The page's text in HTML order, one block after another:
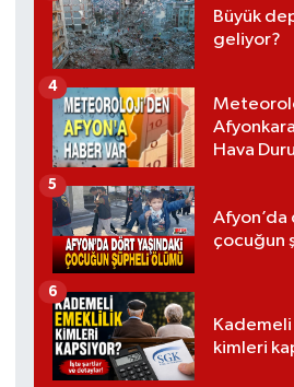
Büyük
geliyor?
Hava
4
Afyon’da
çocuğun
5
kimleri
6